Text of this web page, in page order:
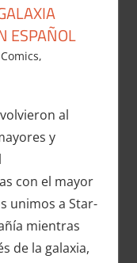
ESPAÑOL
Carlitox Banana
Comics,
volvieron al
y
con el mayor
unimos a Star-
mientras
de la galaxia,